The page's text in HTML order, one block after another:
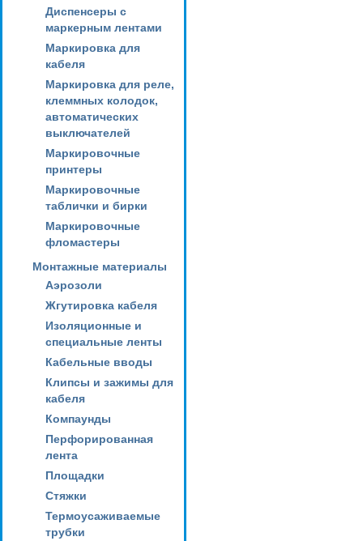
Диспенсеры с
маркерным лентами
Маркировка для
кабеля
Маркировка для реле,
клеммных колодок,
автоматических
выключателей
Маркировочные
принтеры
Маркировочные
таблички и бирки
Маркировочные
фломастеры
Монтажные материалы
Аэрозоли
Жгутировка кабеля
Изоляционные и
специальные ленты
Кабельные вводы
Клипсы и зажимы для
кабеля
Компаунды
Перфорированная
лента
Площадки
Стяжки
Термоусаживаемые
трубки